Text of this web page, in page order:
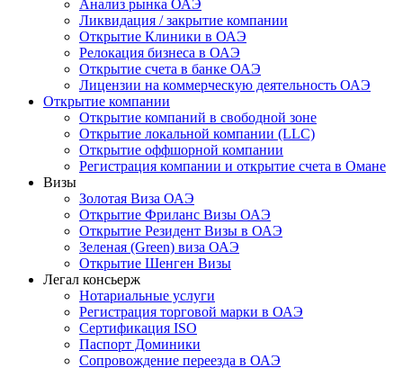
Анализ рынка ОАЭ
Ликвидация / закрытие компании
Открытие Клиники в ОАЭ
Релокация бизнеса в ОАЭ
Открытие счета в банке ОАЭ
Лицензии на коммерческую деятельность ОАЭ
Открытие компании
Открытие компаний в свободной зоне
Открытие локальной компании (LLC)
Открытие оффшорной компании
Регистрация компании и открытие счета в Омане
Визы
Золотая Виза ОАЭ
Открытие Фриланс Визы ОАЭ
Открытие Резидент Визы в ОАЭ
Зеленая (Green) виза ОАЭ
Открытие Шенген Визы
Легал консьерж
Нотариальные услуги
Регистрация торговой марки в ОАЭ
Сертификация ISO
Паспорт Доминики
Сопровождение переезда в ОАЭ